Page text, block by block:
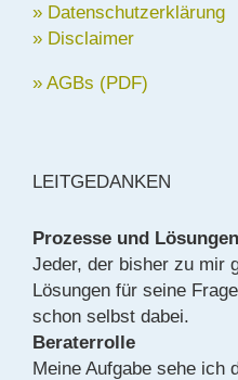
» Datenschutzerklärung
» Disclaimer
» AGBs (PDF)
LEITGEDANKEN
Prozesse und Lösungen
Jeder, der bisher zu mir
Lösungen für seine
schon selbst dabei.
Beraterrolle
Meine Aufgabe sehe ich